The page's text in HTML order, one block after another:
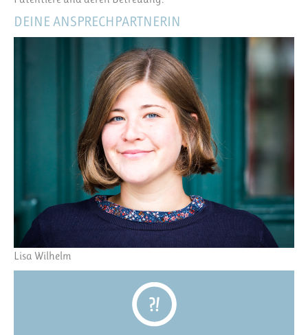
DEINE ANSPRECHPARTNERIN
Lisa Wilhelm